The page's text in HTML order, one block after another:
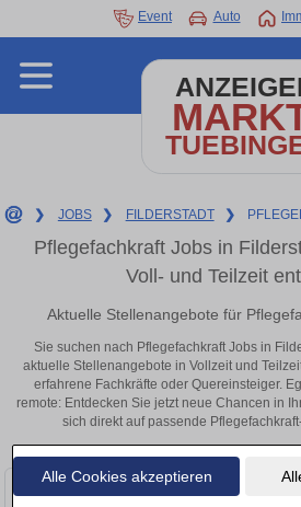
Alle Cookies akzeptieren
Event Auto
❯ JOBS ❯ FILDERSTADT ❯
Pflegefachkraft Jobs in
Voll- und Teilzeit
Aktuelle Stellenangebote für
Sie suchen nach Pflegefachkraft Jobs in
aktuelle Stellenangebote in Vollzeit und
erfahrene Fachkräfte oder Quereinsteiger.
remote: Entdecken Sie jetzt neue Chancen in
sich direkt auf passende